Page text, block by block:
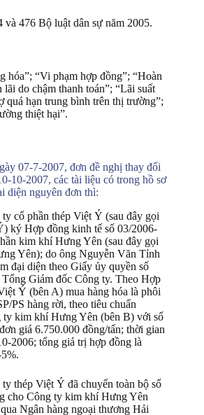
và 476 Bộ luật dân sự năm 2005.
hóa”; “Vi phạm hợp đồng”; “Hoàn
do chậm thanh toán”; “Lãi suất
quá hạn trung bình trên thị trường”;
thiệt hại”.
07-7-2007, đơn đề nghị thay đổi
10-2007, các tài liệu có trong hồ sơ
diện nguyên đơn thì:
cổ phần thép Việt Ý (sau đây gọi
ký Hợp đồng kinh tế số 03/2006-
kim khí Hưng Yên (sau đây gọi
Yên); do ông Nguyễn Văn Tỉnh
đại diện theo Giấy ủy quyền số
Giám đốc Công ty. Theo Hợp
Ý (bên A) mua hàng hóa là phôi
PS hàng rời, theo tiêu chuẩn
ty kim khí Hưng Yên (bên B) với số
giá 6.750.000 đồng/tấn; thời gian
2006; tổng giá trị hợp đồng là
thép Việt Ý đã chuyển toàn bộ số
cho Công ty kim khí Hưng Yên
Ngân hàng ngoại thương Hải